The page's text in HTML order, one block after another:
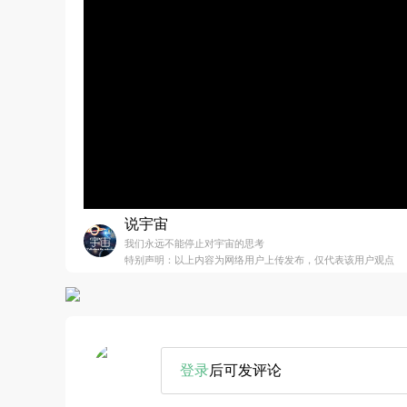
说宇宙
我们永远不能停止对宇宙的思考
特别声明：以上内容为网络用户上传发布，仅代表该用户观点
登录后可发评论